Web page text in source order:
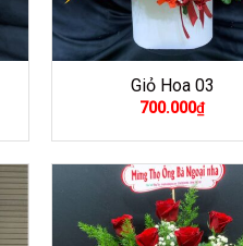
Giỏ Hoa 03
700.000₫